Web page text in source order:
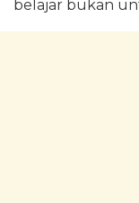
belajar bukan